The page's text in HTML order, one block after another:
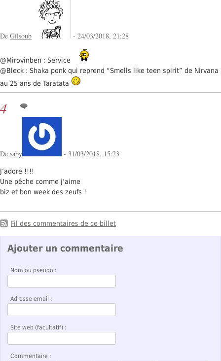
De Gilsoub - 24/03/2018, 21:28
@Mirovinben : Service
@Bleck : Shaka ponk qui reprend “Smells like teen spirit” de Nirvana
au 25 ans de Taratata
4
De saby - 31/03/2018, 15:23
J’adore !!!!
Une pêche comme j’aime
biz et bon week des zeufs !
Fil des commentaires de ce billet
Ajouter un commentaire
Nom ou pseudo :
Adresse email :
Site web (facultatif) :
Commentaire :